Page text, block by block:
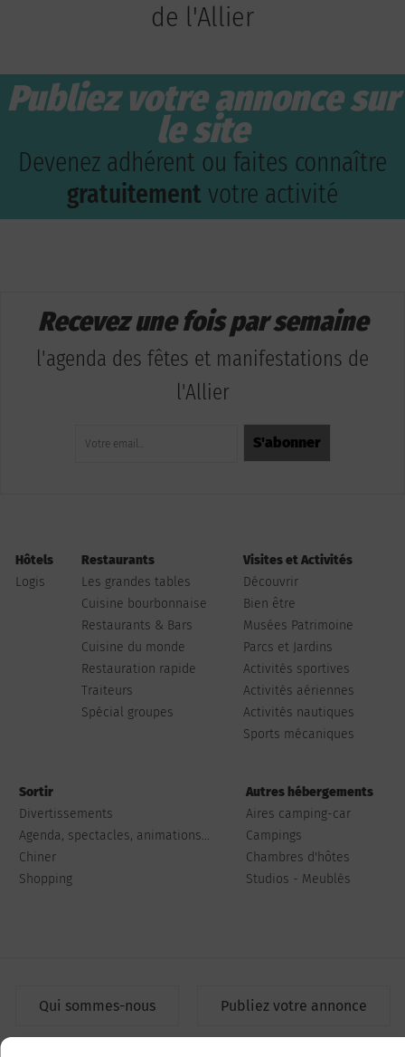
de l'Allier
Publiez votre annonce sur
le site
Devenez adhérent ou faites connaître
gratuitement votre activité
Recevez une fois par semaine
l'agenda des fêtes et manifestations de
l'Allier
Hôtels
Logis
Restaurants
Les grandes tables
Cuisine bourbonnaise
Restaurants & Bars
Cuisine du monde
Restauration rapide
Traiteurs
Spécial groupes
Visites et Activités
Découvrir
Bien être
Musées Patrimoine
Parcs et Jardins
Activités sportives
Activités aériennes
Activités nautiques
Sports mécaniques
Sortir
Divertissements
Agenda, spectacles, animations...
Chiner
Shopping
Autres hébergements
Aires camping-car
Campings
Chambres d'hôtes
Studios - Meublés
Qui sommes-nous Publiez votre annonce